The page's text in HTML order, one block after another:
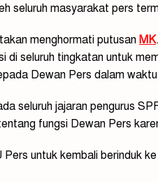
seluruh masyarakat pers
menghormati putusan MK
di seluruh tingkatan untuk
Dewan Pers dalam
seluruh jajaran pengurus
fungsi Dewan Pers
untuk kembali berinduk